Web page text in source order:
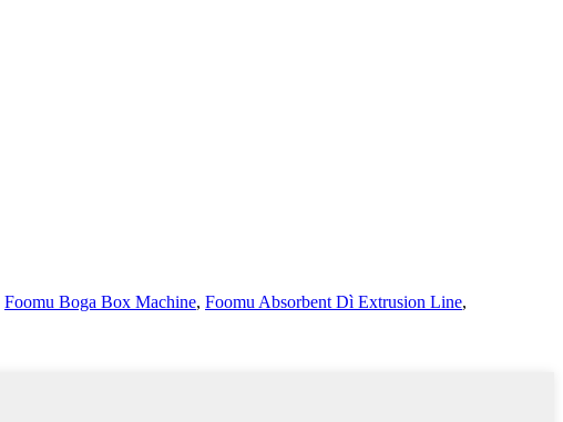
Foomu Boga Box Machine, Foomu Absorbent Dì Extrusion Line,